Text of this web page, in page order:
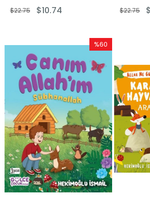
$10.74
$22.75 $22.75
%60
%60İndirim